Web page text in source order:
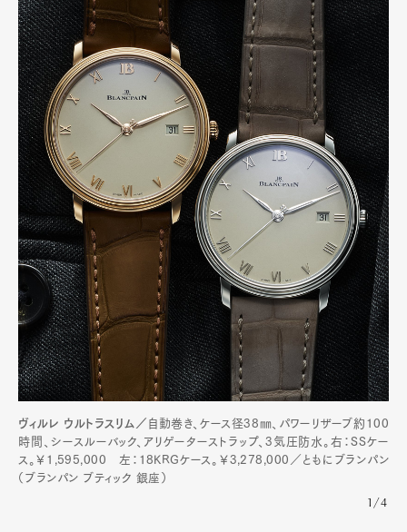
ヴィルレ ウルトラスリム／ 自動巻き、ケース径38㎜、パワーリザーブ約100
時間、シースルーバック、アリゲーターストラップ、3気圧防水。右：SSケー
ス。￥1,595,000 左：18KRGケース。￥3,278,000／ともにブランパン
（ブランパン ブティック 銀座）
1/4